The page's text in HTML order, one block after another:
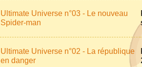
Ultimate Universe n°03 - Le nouveau
Spider-man
Ultimate Universe n°02 - La république
en danger